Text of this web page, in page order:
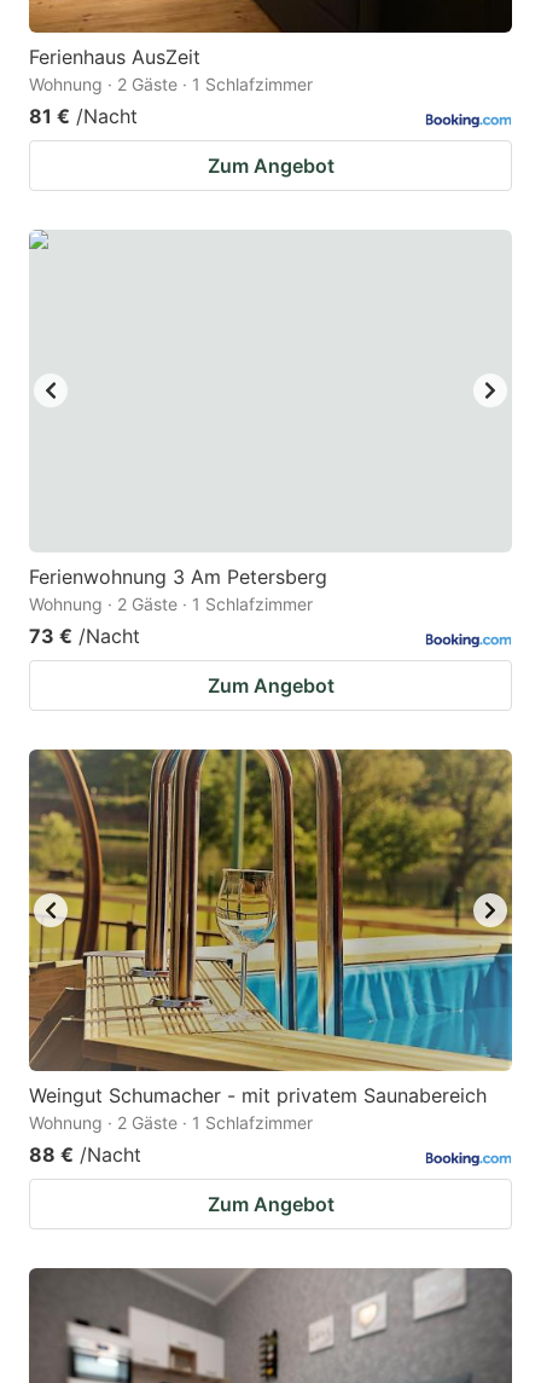
Ferienhaus AusZeit
Wohnung · 2 Gäste · 1 Schlafzimmer
81 € /Nacht
Zum Angebot
Ferienwohnung 3 Am Petersberg
Wohnung · 2 Gäste · 1 Schlafzimmer
73 € /Nacht
Zum Angebot
Weingut Schumacher - mit privatem Saunabereich
Wohnung · 2 Gäste · 1 Schlafzimmer
88 € /Nacht
Zum Angebot